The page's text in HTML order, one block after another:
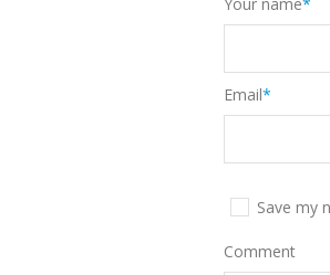
Email*
Save my
Comment